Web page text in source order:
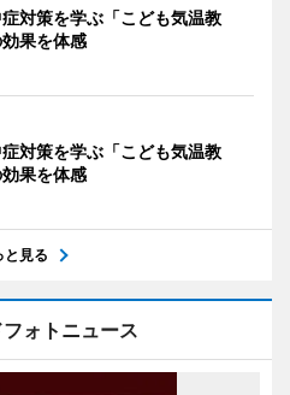
対策を学ぶ「こども気温教
果を体感
対策を学ぶ「こども気温教
果を体感
と見る
ォトニュース